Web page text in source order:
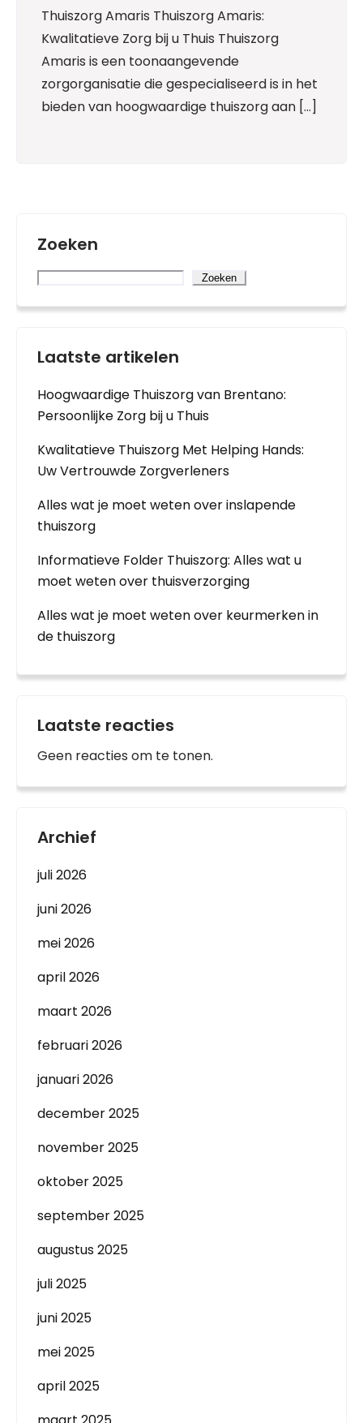
Thuiszorg Amaris Thuiszorg Amaris:
Kwalitatieve Zorg bij u Thuis Thuiszorg
Amaris is een toonaangevende
zorgorganisatie die gespecialiseerd is in het
bieden van hoogwaardige thuiszorg aan […]
Zoeken
Zoeken
Laatste artikelen
Hoogwaardige Thuiszorg van Brentano:
Persoonlijke Zorg bij u Thuis
Kwalitatieve Thuiszorg Met Helping Hands:
Uw Vertrouwde Zorgverleners
Alles wat je moet weten over inslapende
thuiszorg
Informatieve Folder Thuiszorg: Alles wat u
moet weten over thuisverzorging
Alles wat je moet weten over keurmerken in
de thuiszorg
Laatste reacties
Geen reacties om te tonen.
Archief
juli 2026
juni 2026
mei 2026
april 2026
maart 2026
februari 2026
januari 2026
december 2025
november 2025
oktober 2025
september 2025
augustus 2025
juli 2025
juni 2025
mei 2025
april 2025